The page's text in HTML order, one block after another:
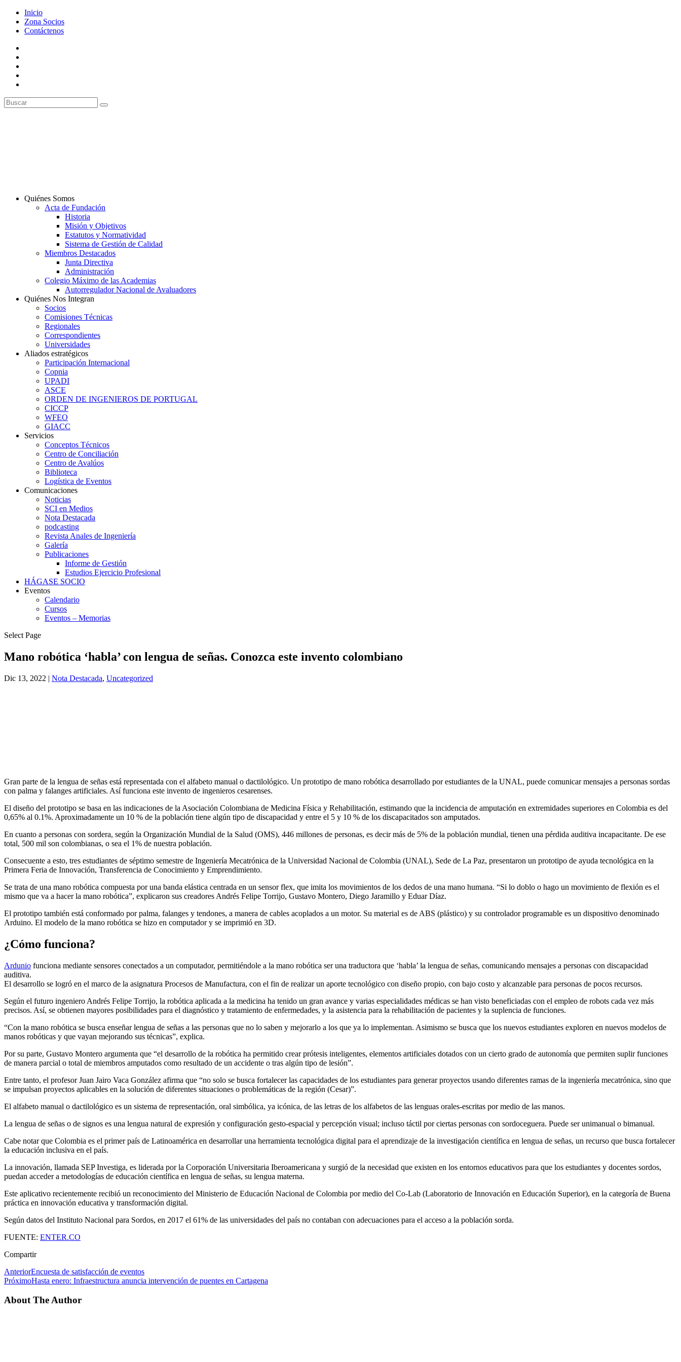
Inicio
Zona Socios
Contáctenos
Quiénes Somos
Acta de Fundación
Historia
Misión y Objetivos
Estatutos y Normatividad
Sistema de Gestión de Calidad
Miembros Destacados
Junta Directiva
Administración
Colegio Máximo de las Academias
Autorregulador Nacional de Avaluadores
Quiénes Nos Integran
Socios
Comisiones Técnicas
Regionales
Correspondientes
Universidades
Aliados estratégicos
Participación Internacional
Copnia
UPADI
ASCE
ORDEN DE INGENIEROS DE PORTUGAL
CICCP
WFEO
GIACC
Servicios
Conceptos Técnicos
Centro de Conciliación
Centro de Avalúos
Biblioteca
Logística de Eventos
Comunicaciones
Noticias
SCI en Medios
Nota Destacada
podcasting
Revista Anales de Ingeniería
Galería
Publicaciones
Informe de Gestión
Estudios Ejercicio Profesional
HÁGASE SOCIO
Eventos
Calendario
Cursos
Eventos – Memorias
Select Page
Mano robótica ‘habla’ con lengua de señas. Conozca este invento colombiano
Dic 13, 2022 | Nota Destacada, Uncategorized
Gran parte de la lengua de señas está representada con el alfabeto manual o dactilológico. Un prototipo de mano robótica desarrollado por estudiantes de la UNAL, puede comunicar mensajes a personas sordas
con palma y falanges artificiales. Así funciona este invento de ingenieros cesarenses.
El diseño del prototipo se basa en las indicaciones de la Asociación Colombiana de Medicina Física y Rehabilitación, estimando que la incidencia de amputación en extremidades superiores en Colombia es del
0,65% al 0.1%. Aproximadamente un 10 % de la población tiene algún tipo de discapacidad y entre el 5 y 10 % de los discapacitados son amputados.
En cuanto a personas con sordera, según la Organización Mundial de la Salud (OMS), 446 millones de personas, es decir más de 5% de la población mundial, tienen una pérdida auditiva incapacitante. De ese
total, 500 mil son colombianas, o sea el 1% de nuestra población.
Consecuente a esto, tres estudiantes de séptimo semestre de Ingeniería Mecatrónica de la Universidad Nacional de Colombia (UNAL), Sede de La Paz, presentaron un prototipo de ayuda tecnológica en la
Primera Feria de Innovación, Transferencia de Conocimiento y Emprendimiento.
Se trata de una mano robótica compuesta por una banda elástica centrada en un sensor flex, que imita los movimientos de los dedos de una mano humana. “Si lo doblo o hago un movimiento de flexión es el
mismo que va a hacer la mano robótica”, explicaron sus creadores Andrés Felipe Torrijo, Gustavo Montero, Diego Jaramillo y Eduar Díaz.
El prototipo también está conformado por palma, falanges y tendones, a manera de cables acoplados a un motor. Su material es de ABS (plástico) y su controlador programable es un dispositivo denominado
Arduino. El modelo de la mano robótica se hizo en computador y se imprimió en 3D.
¿Cómo funciona?
Ardunio funciona mediante sensores conectados a un computador, permitiéndole a la mano robótica ser una traductora que ‘habla’ la lengua de señas, comunicando mensajes a personas con discapacidad
auditiva.
El desarrollo se logró en el marco de la asignatura Procesos de Manufactura, con el fin de realizar un aporte tecnológico con diseño propio, con bajo costo y alcanzable para personas de pocos recursos.
Según el futuro ingeniero Andrés Felipe Torrijo, la robótica aplicada a la medicina ha tenido un gran avance y varias especialidades médicas se han visto beneficiadas con el empleo de robots cada vez más
precisos. Así, se obtienen mayores posibilidades para el diagnóstico y tratamiento de enfermedades, y la asistencia para la rehabilitación de pacientes y la suplencia de funciones.
“Con la mano robótica se busca enseñar lengua de señas a las personas que no lo saben y mejorarlo a los que ya lo implementan. Asimismo se busca que los nuevos estudiantes exploren en nuevos modelos de
manos robóticas y que vayan mejorando sus técnicas”, explica.
Por su parte, Gustavo Montero argumenta que “el desarrollo de la robótica ha permitido crear prótesis inteligentes, elementos artificiales dotados con un cierto grado de autonomía que permiten suplir funciones
de manera parcial o total de miembros amputados como resultado de un accidente o tras algún tipo de lesión”.
Entre tanto, el profesor Juan Jairo Vaca González afirma que “no solo se busca fortalecer las capacidades de los estudiantes para generar proyectos usando diferentes ramas de la ingeniería mecatrónica, sino que
se impulsan proyectos aplicables en la solución de diferentes situaciones o problemáticas de la región (Cesar)”.
El alfabeto manual o dactilológico es un sistema de representación, oral simbólica, ya icónica, de las letras de los alfabetos de las lenguas orales-escritas por medio de las manos.
La lengua de señas o de signos es una lengua natural de expresión y configuración gesto-espacial y percepción visual; incluso táctil por ciertas personas con sordoceguera. Puede ser unimanual o bimanual.
Cabe notar que Colombia es el primer país de Latinoamérica en desarrollar una herramienta tecnológica digital para el aprendizaje de la investigación científica en lengua de señas, un recurso que busca fortalecer
la educación inclusiva en el país.
La innovación, llamada SEP Investiga, es liderada por la Corporación Universitaria Iberoamericana y surgió de la necesidad que existen en los entornos educativos para que los estudiantes y docentes sordos,
puedan acceder a metodologías de educación científica en lengua de señas, su lengua materna.
Este aplicativo recientemente recibió un reconocimiento del Ministerio de Educación Nacional de Colombia por medio del Co-Lab (Laboratorio de Innovación en Educación Superior), en la categoría de Buena
práctica en innovación educativa y transformación digital.
Según datos del Instituto Nacional para Sordos, en 2017 el 61% de las universidades del país no contaban con adecuaciones para el acceso a la población sorda.
FUENTE: ENTER.CO
Compartir
AnteriorEncuesta de satisfacción de eventos
PróximoHasta enero: Infraestructura anuncia intervención de puentes en Cartagena
About The Author